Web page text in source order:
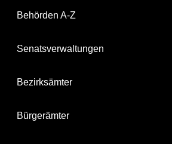
Behörden A-Z
Senatsverwaltungen
Bezirksämter
Bürgerämter